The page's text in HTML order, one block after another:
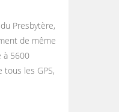
Presbytère,
de même
à 5600
tous les GPS,